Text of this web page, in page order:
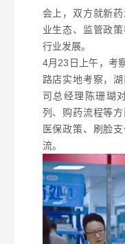
会上，双方就新
业生态、监管政
行业发展。
4月23日上午，考
路店实地考察，
司总经理陈珊瑚
列、购药流程等
医保政策、刷脸
流。